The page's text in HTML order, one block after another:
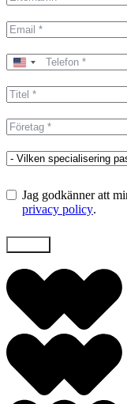
United
+1
Jag godkänner att
privacy policy.